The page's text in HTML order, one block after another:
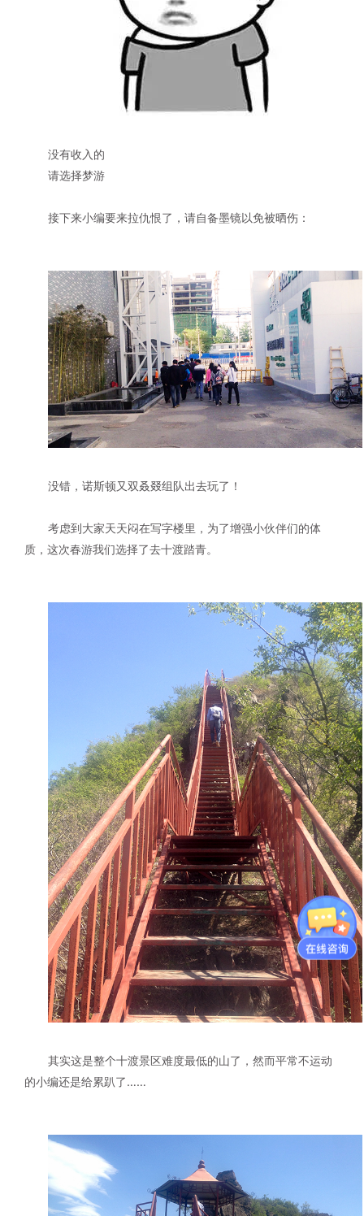
没有收入的
请选择梦游
接下来小编要来拉仇恨了，请自备墨镜以免被晒伤：
没错，诺斯顿又双叒叕组队出去玩了！
考虑到大家天天闷在写字楼里，为了增强小伙伴们的体
质，这次春游我们选择了去十渡踏青。
其实这是整个十渡景区难度最低的山了，然而平常不运动
的小编还是给累趴了……